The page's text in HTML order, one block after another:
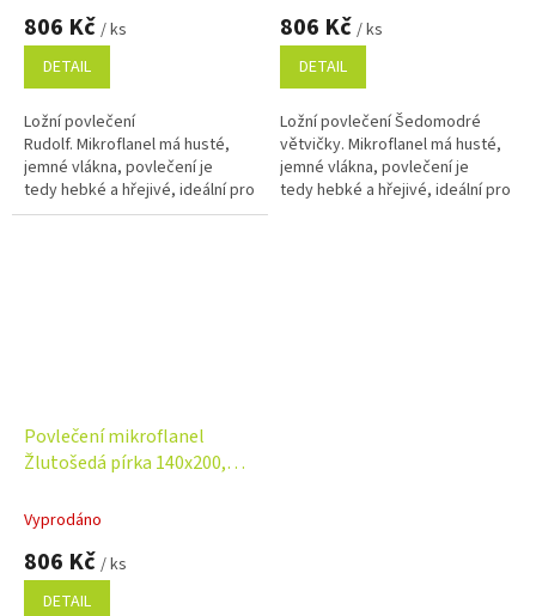
806 Kč / ks
DETAIL
Ložní povlečení
Rudolf. Mikroflanel má husté,
jemné vlákna, povlečení je
tedy hebké a hřejivé, ideální pro
chladné období roku. Rozměr
806 Kč / ks
DETAIL
Ložní povlečení Šedomodré
větvičky. Mikroflanel má husté,
jemné vlákna, povlečení je
tedy hebké a hřejivé, ideální pro
Povlečení mikroflanel
Žlutošedá pírka 140x200,
Vyprodáno
806 Kč / ks
DETAIL